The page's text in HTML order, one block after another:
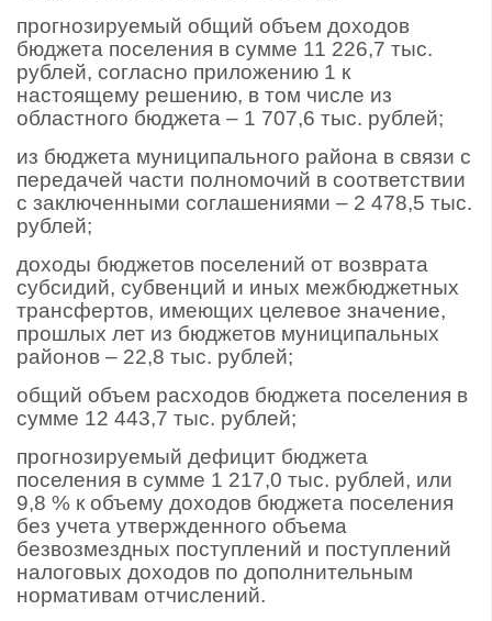
прогнозируемый общий объем доходов
бюджета поселения в сумме 11 226,7 тыс.
рублей, согласно приложению 1 к
настоящему решению, в том числе из
областного бюджета – 1 707,6 тыс. рублей;
из бюджета муниципального района в связи с
передачей части полномочий в соответствии
с заключенными соглашениями – 2 478,5 тыс.
рублей;
доходы бюджетов поселений от возврата
субсидий, субвенций и иных межбюджетных
трансфертов, имеющих целевое значение,
прошлых лет из бюджетов муниципальных
районов – 22,8 тыс. рублей;
общий объем расходов бюджета поселения в
сумме 12 443,7 тыс. рублей;
прогнозируемый дефицит бюджета
поселения в сумме 1 217,0 тыс. рублей, или
9,8 % к объему доходов бюджета поселения
без учета утвержденного объема
безвозмездных поступлений и поступлений
налоговых доходов по дополнительным
нормативам отчислений.